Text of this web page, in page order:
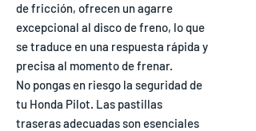
de fricción, ofrecen un agarre
excepcional al disco de freno, lo que
se traduce en una respuesta rápida y
precisa al momento de frenar.
No pongas en riesgo la seguridad de
tu Honda Pilot. Las pastillas
traseras adecuadas son esenciales